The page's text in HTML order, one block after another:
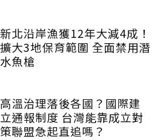
新北沿岸漁獲12年大減4成！
擴大3地保育範圍 全面禁用潛
水魚槍
高溫治理落後各國？國際建
立通報制度 台灣能靠成立對
策聯盟急起直追嗎？